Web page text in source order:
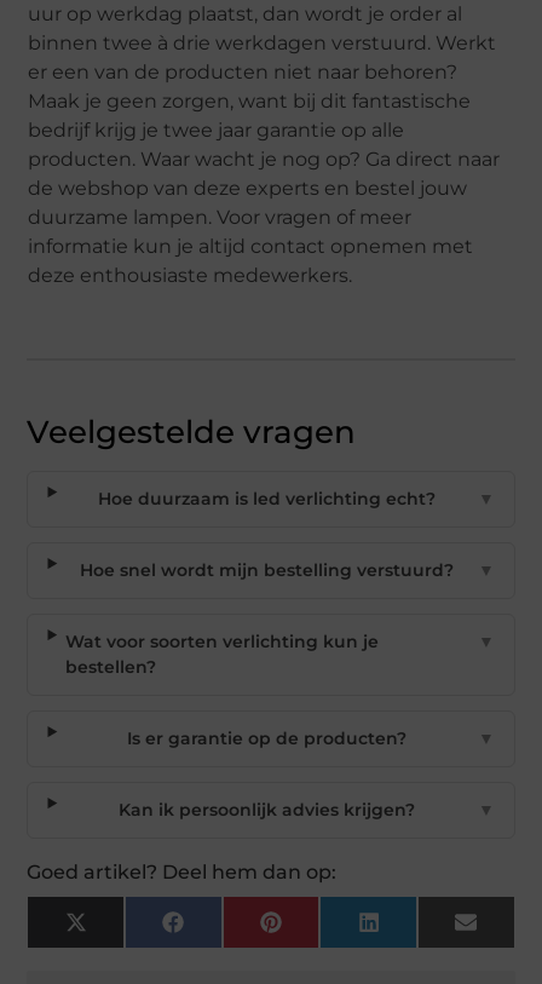
uur op werkdag plaatst, dan wordt je order al
binnen twee à drie werkdagen verstuurd. Werkt
er een van de producten niet naar behoren?
Maak je geen zorgen, want bij dit fantastische
bedrijf krijg je twee jaar garantie op alle
producten. Waar wacht je nog op? Ga direct naar
de webshop van deze experts en bestel jouw
duurzame lampen. Voor vragen of meer
informatie kun je altijd contact opnemen met
deze enthousiaste medewerkers.
Veelgestelde vragen
Hoe duurzaam is led verlichting echt? ▼
Hoe snel wordt mijn bestelling verstuurd? ▼
Wat voor soorten verlichting kun je
bestellen?
▼
Is er garantie op de producten? ▼
Kan ik persoonlijk advies krijgen? ▼
Goed artikel? Deel hem dan op:
X
(Twitter)
Facebook Pinterest LinkedIn Email